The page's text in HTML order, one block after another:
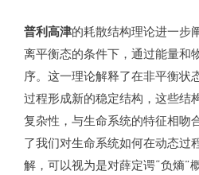
普利高津的耗散结构理论进一步
离平衡态的条件下，通过能量和
序。这一理论解释了在非平衡状
过程形成新的稳定结构，这些结
复杂性，与生命系统的特征相吻
了我们对生命系统如何在动态过
解，可以视为是对薛定谔“负熵”